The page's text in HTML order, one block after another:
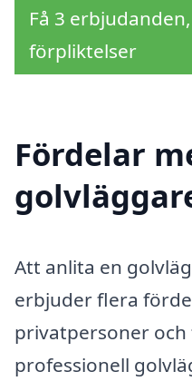
Få 3
förpliktelser
Fördelar
Att anlita en
erbjuder flera
privatpersoner och
professionell